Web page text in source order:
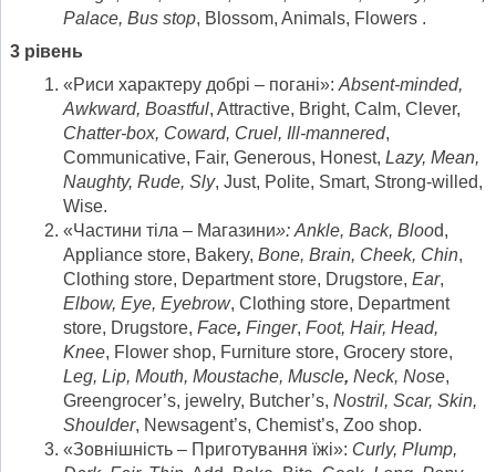
Palace, Bus stop, Blossom, Animals, Flowers .
3 рівень
«Риси характеру добрі – погані»: Absent-minded,
Awkward, Boastful, Attractive, Bright, Calm, Clever,
Chatter-box, Coward, Cruel, Ill-mannered,
Communicative, Fair, Generous, Honest, Lazy, Mean,
Naughty, Rude, Sly, Just, Polite, Smart, Strong-willed,
Wise.
«Частини тіла – Магазини»: Ankle, Back, Blood,
Appliance store, Bakery, Bone, Brain, Cheek, Chin,
Clothing store, Department store, Drugstore, Ear,
Elbow, Eye, Eyebrow, Clothing store, Department
store, Drugstore, Face, Finger, Foot, Hair, Head,
Knee, Flower shop, Furniture store, Grocery store,
Leg, Lip, Mouth, Moustache, Muscle, Neck, Nose,
Greengrocer’s, jewelry, Butcher’s, Nostril, Scar, Skin,
Shoulder, Newsagent’s, Chemist’s, Zoo shop.
«Зовнішність – Приготування їжі»: Curly, Plump,